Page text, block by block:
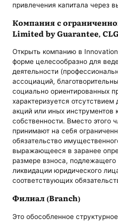
привлечения капитала через
Компания с
Limited by Guarantee,
Открыть компанию в
форме целесообразно для
деятельности
ассоциаций,
социально ориентированных
характеризуется
акций или иных инструментов
собственности. Вместо этого
принимают на себя
обязательство
выражающееся в заранее
размере взноса, подлежащего
ликвидации юридического
соответствующих
Филиал (Branch)
Это обособленное